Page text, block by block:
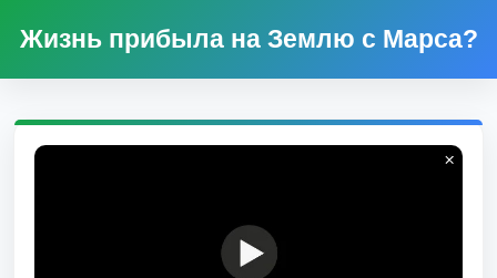
Жизнь прибыла на Землю с Марса?